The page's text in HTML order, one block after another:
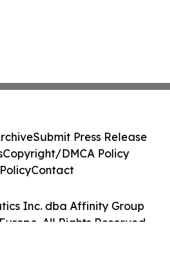
Inc. dba Affinity Group
All Rights Reserved.
Submit Press Release
Copyright/DMCA Policy
Contact